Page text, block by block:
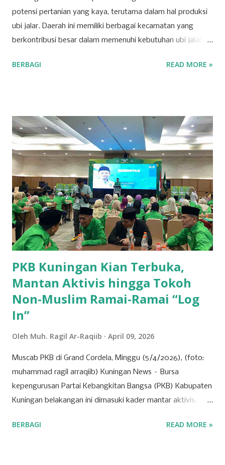
potensi pertanian yang kaya, terutama dalam hal produksi
ubi jalar. Daerah ini memiliki berbagai kecamatan yang
berkontribusi besar dalam memenuhi kebutuhan ubi jalar,
tujuh kecamatan di Kabupaten Kuningan yang mencatat
Dengan produksi sebesar 45.702 ton, Kecamatan Cilimus
menyumbangkan hampir setengah dari total produksi ubi
jalar di wilayah ini. Kondisi tanah yang subur dan teknik
pertanian yang optimal menjadikan Cilimus sebagai sentra
utama produksi ubi jalar. 2. Kecamatan Cigandamekar
Posisi kedua ditempati oleh Kecamatan Cigandamekar
dengan total produksi mencapai 28.966 ton. Daerah ini
dikenal dengan pertanian yang beragam dan kualitas ubi
jalar yang baik, sehingga mampu bersaing dengan ...
BERBAGI READ MORE »
PKB Kuningan Kian Terbuka,
Mantan Aktivis hingga Tokoh
Non-Muslim Ramai-Ramai “Log
In”
Oleh Muh. Ragil Ar-Raqiib April 09, 2026
Muscab PKB di Grand Cordela, Minggu (5/4/2026), (foto:
muhammad ragil arraqiib) Kuningan News – Bursa
kepengurusan Partai Kebangkitan Bangsa (PKB) Kabupaten
Kuningan belakangan ini dimasuki kader mantar aktivis.
semakin menunjukkan wajah barunya sebagai partai yang
BERBAGI READ MORE »